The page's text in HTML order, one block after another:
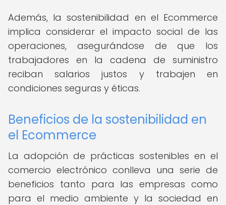
Además, la sostenibilidad en el Ecommerce
implica considerar el impacto social de las
operaciones, asegurándose de que los
trabajadores en la cadena de suministro
reciban salarios justos y trabajen en
condiciones seguras y éticas.
Beneficios de la sostenibilidad en
el Ecommerce
La adopción de prácticas sostenibles en el
comercio electrónico conlleva una serie de
beneficios tanto para las empresas como
para el medio ambiente y la sociedad en